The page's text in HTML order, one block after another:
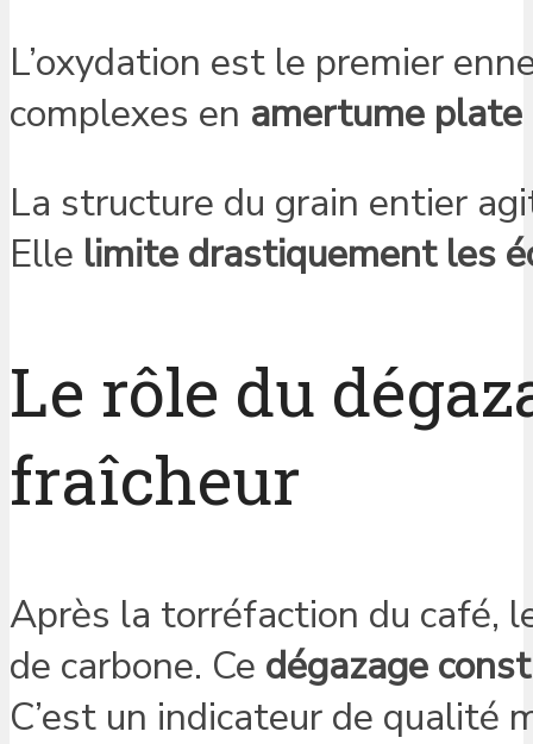
L’oxydation est le premier
complexes en amertume
La structure du grain entier
Elle limite drastiquement les
Le rôle du
fraîcheur
Après la torréfaction du café,
de carbone. Ce dégazage
C’est un indicateur de qualité